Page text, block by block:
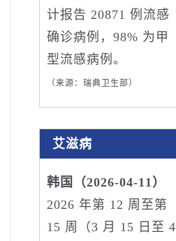
计报告 20871 例流感
确诊病例，98% 为甲
型流感病例。
（来源：瑞典卫生部）
艾滋病
韩国（2026-04-11）
2026 年第 12 周至第
15 周（3 月 15 日至 4